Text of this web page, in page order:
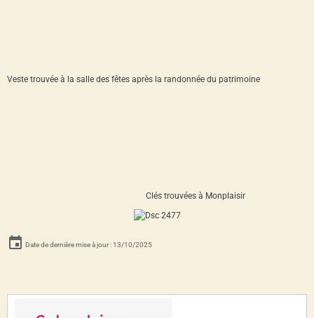
Veste trouvée à la salle des fêtes après la randonnée du patrimoine
Clés trouvées à Monplaisir
Date de dernière mise à jour : 13/10/2025